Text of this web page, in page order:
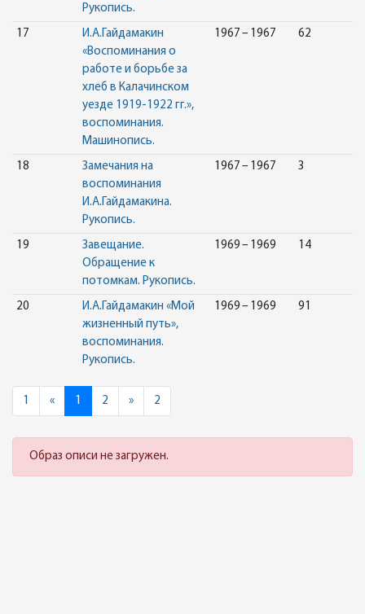
Рукопись.
17
И.А.Гайдамакин
«Воспоминания о
работе и борьбе за
хлеб в Калачинском
уезде 1919-1922 гг.»,
воспоминания.
Машинопись.
1967 – 1967 62
18
Замечания на
воспоминания
И.А.Гайдамакина.
Рукопись.
1967 – 1967 3
19
Завещание.
Обращение к
потомкам. Рукопись.
1969 – 1969 14
20
И.А.Гайдамакин «Мой
жизненный путь»,
воспоминания.
Рукопись.
1969 – 1969 91
1 «Previous
1 2 »Next2
Образ описи не загружен.